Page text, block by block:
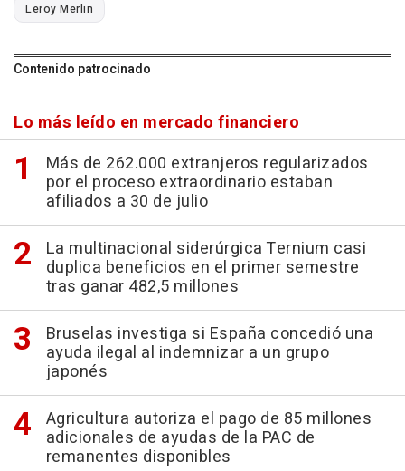
Leroy Merlin
Contenido patrocinado
Lo más leído en mercado financiero
Más de 262.000 extranjeros regularizados
por el proceso extraordinario estaban
afiliados a 30 de julio
La multinacional siderúrgica Ternium casi
duplica beneficios en el primer semestre
tras ganar 482,5 millones
Bruselas investiga si España concedió una
ayuda ilegal al indemnizar a un grupo
japonés
Agricultura autoriza el pago de 85 millones
adicionales de ayudas de la PAC de
remanentes disponibles